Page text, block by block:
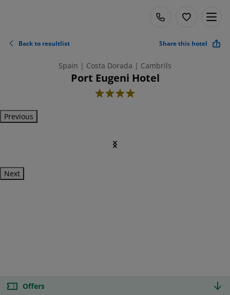
Back to resultlist Share this hotel
Spain | Costa Dorada | Cambrils
Port Eugeni Hotel
4
Previous
Next
Offers